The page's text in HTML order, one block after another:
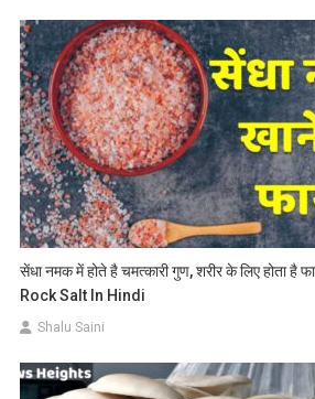
सेंधा नमक में होते है चमत्कारी गुण, शरीर के लिए होता
Rock Salt In Hindi
Shalu Saini